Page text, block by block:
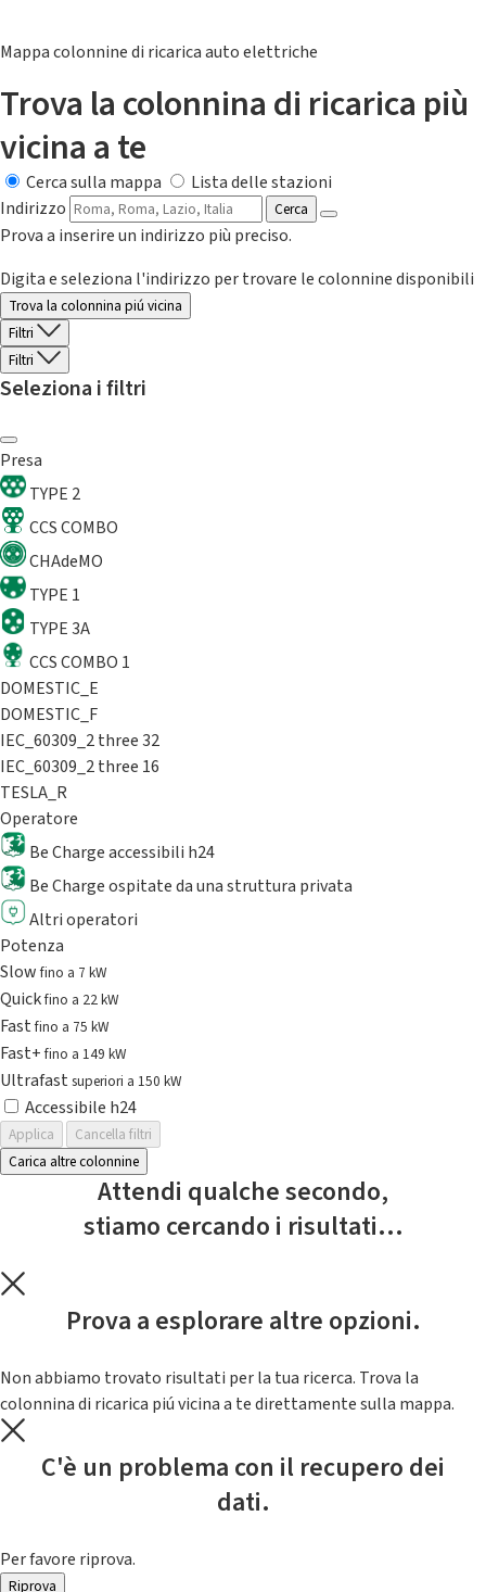
Mappa colonnine di ricarica auto elettriche
Trova la colonnina di ricarica più
vicina a te
Cerca sulla mappa
Lista delle stazioni
Indirizzo
Cerca
Prova a inserire un indirizzo più preciso.
Digita e seleziona l'indirizzo per trovare le colonnine disponibili
Trova la colonnina piú vicina
Filtri
Filtri
Seleziona i filtri
Presa
TYPE 2
CCS COMBO
CHAdeMO
TYPE 1
TYPE 3A
CCS COMBO 1
DOMESTIC_E
DOMESTIC_F
IEC_60309_2 three 32
IEC_60309_2 three 16
TESLA_R
Operatore
Be Charge accessibili h24
Be Charge ospitate da una struttura privata
Altri operatori
Potenza
Slowfino a 7 kW
Quickfino a 22 kW
Fastfino a 75 kW
Fast+fino a 149 kW
Ultrafast superiori a 150 kW
Accessibile h24
Applica
Cancella filtri
Carica altre colonnine
Attendi qualche secondo,
stiamo cercando i risultati...
Prova a esplorare altre opzioni.
Non abbiamo trovato risultati per la tua ricerca. Trova la
colonnina di ricarica piú vicina a te direttamente sulla mappa.
C'è un problema con il recupero dei
dati.
Per favore riprova.
Riprova